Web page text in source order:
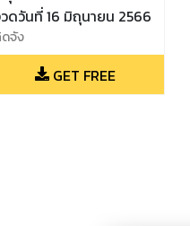
ดวันที่ 16 มิถุนายน 2566
จัง
GET FREE